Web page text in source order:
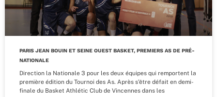
PARIS JEAN BOUIN ET SEINE OUEST BASKET, PREMIERS AS DE PRÉ-
NATIONALE
Direction la Nationale 3 pour les deux équipes qui remportent la
première édition du Tournoi des As. Après s’être défait en demi-
finale du Basket Athlétic Club de Vincennes dans les